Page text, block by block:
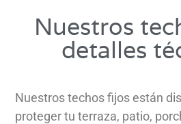
Nuestros
detalles
Nuestros techos fijos están
proteger tu terraza, patio,